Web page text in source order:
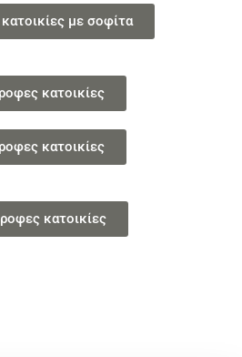
κατοικίες με σοφίτα
κατοικίες
κατοικίες
κατοικίες